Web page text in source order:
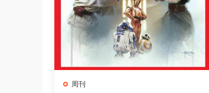
周刊